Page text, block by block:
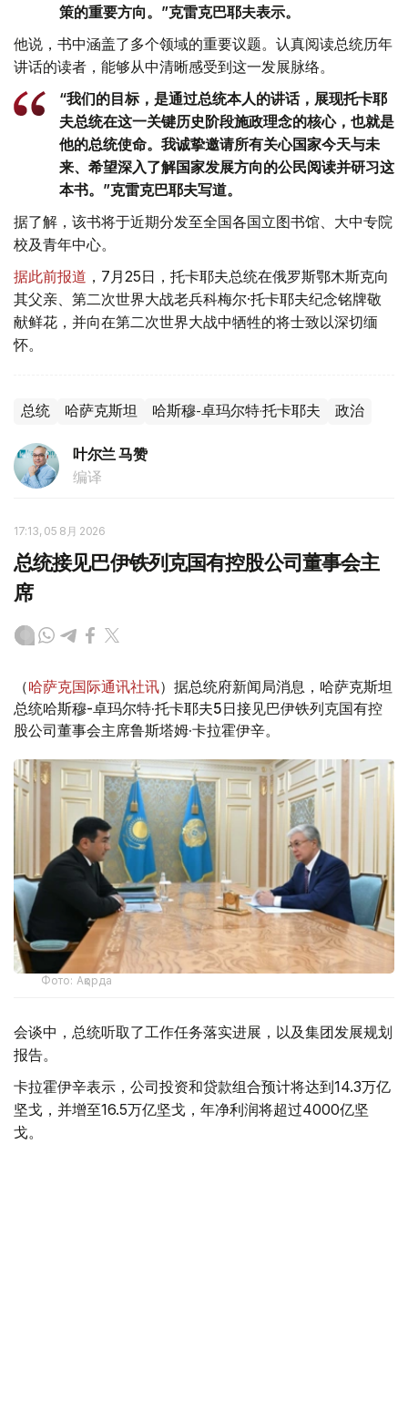
策的重要方向。”克雷克巴耶夫表示。
他说，书中涵盖了多个领域的重要议题。认真阅读总统历年
讲话的读者，能够从中清晰感受到这一发展脉络。
“我们的目标，是通过总统本人的讲话，展现托卡耶
夫总统在这一关键历史阶段施政理念的核心，也就是
他的总统使命。我诚挚邀请所有关心国家今天与未
来、希望深入了解国家发展方向的公民阅读并研习这
本书。”克雷克巴耶夫写道。
据了解，该书将于近期分发至全国各国立图书馆、大中专院
校及青年中心。
据此前报道 ，7月25日，托卡耶夫总统在俄罗斯鄂木斯克向
其父亲、第二次世界大战老兵科梅尔·托卡耶夫纪念铭牌敬
献鲜花，并向在第二次世界大战中牺牲的将士致以深切缅
怀。
总统 哈萨克斯坦 哈斯穆-卓玛尔特·托卡耶夫 政治
叶尔兰 马赞
编译
17:13, 05 8月 2026
总统接见巴伊铁列克国有控股公司董事会主
席
（哈萨克国际通讯社讯）据总统府新闻局消息，哈萨克斯坦
总统哈斯穆-卓玛尔特·托卡耶夫5日接见巴伊铁列克国有控
股公司董事会主席鲁斯塔姆·卡拉霍伊辛。
Фото: Ақорда
会谈中，总统听取了工作任务落实进展，以及集团发展规划
报告。
卡拉霍伊辛表示，公司投资和贷款组合预计将达到14.3万亿
坚戈，并增至16.5万亿坚戈，年净利润将超过4000亿坚
戈。